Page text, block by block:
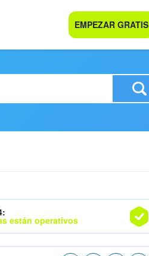
EMPEZAR GRATIS
están operativos